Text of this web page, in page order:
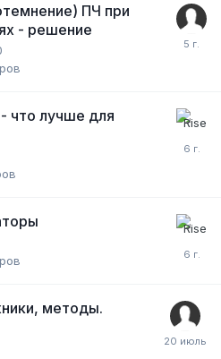
ПЧ при
- решение
что лучше для
методы.